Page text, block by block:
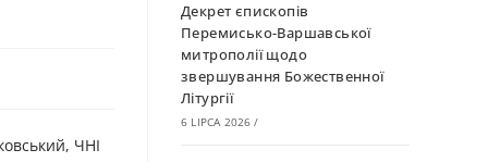
ЧНІ
Декрет єпископів
Перемисько-Варшавської
митрополії щодо
звершування Божественної
Літургії
6 LIPCA 2026 /